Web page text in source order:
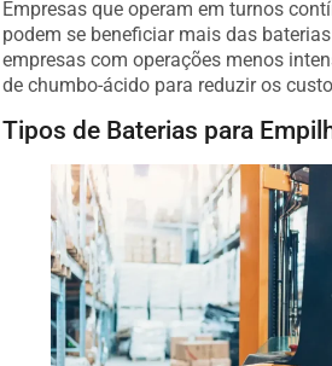
podem se beneficiar mais das
empresas com operações menos
de chumbo-ácido para reduzir os
Tipos de Baterias para